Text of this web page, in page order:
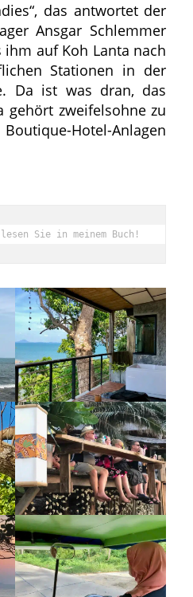
das antwortet der
Ansgar Schlemmer
ihm auf Koh Lanta nach
Stationen in der
Da ist was dran, das
gehört zweifelsohne zu
Hotel-Anlagen
Sie in meinem Buch!